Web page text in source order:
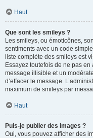
Haut
Que sont les smileys ?
Les smileys, ou émoticônes,
sentiments avec un code
liste complète des smileys est
Essayez toutefois de ne pas
message illisible et un
d’effacer le message.
maximum de smileys par
Haut
Puis-je publier des images ?
Oui, vous pouvez afficher des